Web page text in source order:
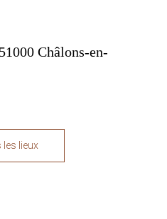
Châlons-en-
les lieux